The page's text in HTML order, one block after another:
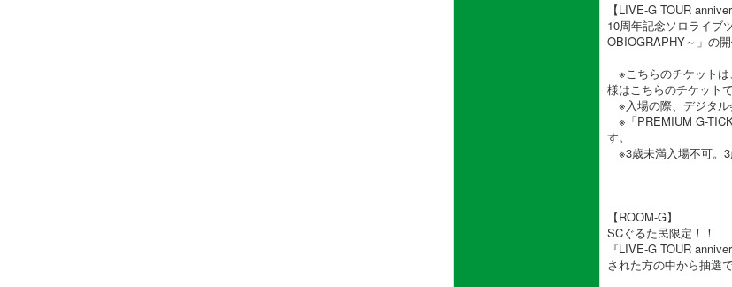
【LIVE-G TOUR
10周年記念ソロライブ
OBIOGRAPHY～」の
※こちらのチケットは
様はこちらのチケット
※入場の際、デジタル
※「PREMIUM G-
す。
※3歳未満入場不可。3
【ROOM-G】
SCぐるた民限定！！
『LIVE-G TOUR
された方の中から抽選